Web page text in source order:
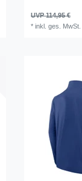
UVP 114,95 €
*inkl. ges. MwSt.